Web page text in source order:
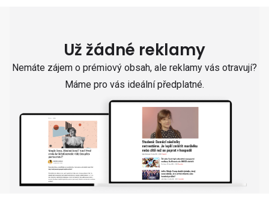
Už žádné reklamy
Nemáte zájem o prémiový obsah, ale reklamy vás otravují?
Máme pro vás ideální předplatné.